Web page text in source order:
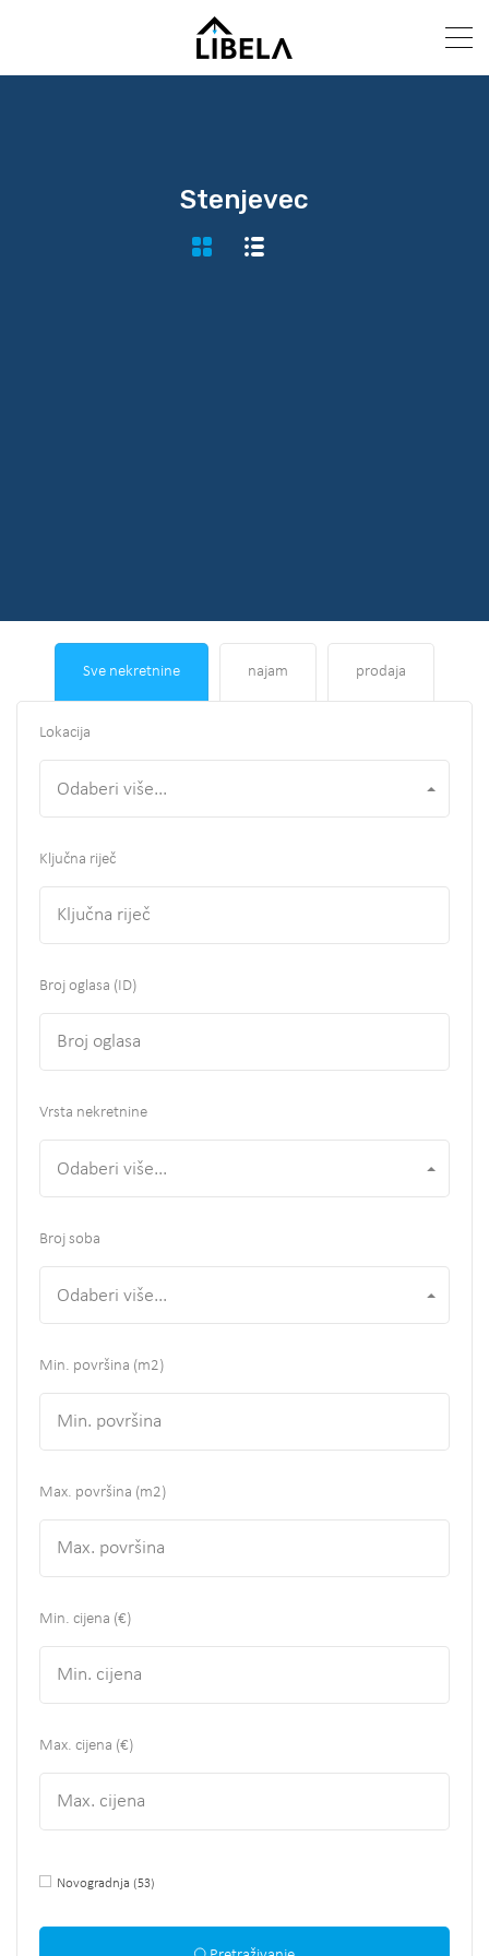
Stenjevec
Sve nekretnine najam prodaja
Lokacija
Odaberi više...
Ključna riječ
Broj oglasa (ID)
Vrsta nekretnine
Odaberi više...
Broj soba
Odaberi više...
Min. površina (m2)
Max. površina (m2)
Min. cijena (€)
Max. cijena (€)
Novogradnja (53)